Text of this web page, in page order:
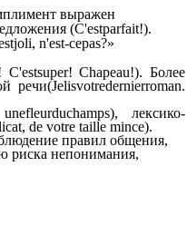
выражен
(С'estparfait!).
, n'est-cepas?»
С'estsuper! Chapeau!).Более
речи(Jelisvotredernierroman.
fleurduchamps), лексико-
de votre taille mince).
правил общения,
риска непонимания,